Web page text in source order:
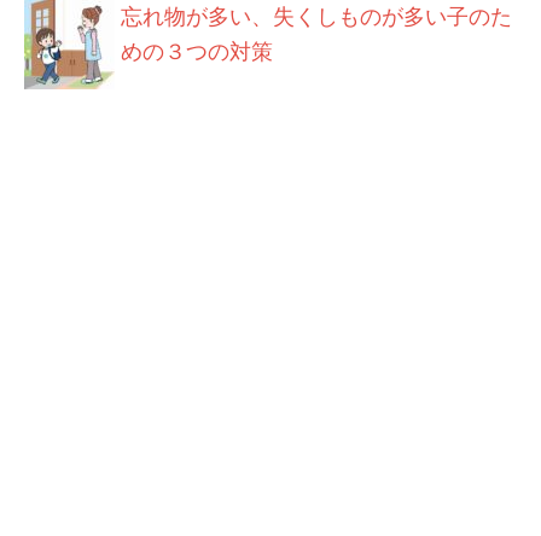
忘れ物が多い、失くしものが多い子のた
めの３つの対策